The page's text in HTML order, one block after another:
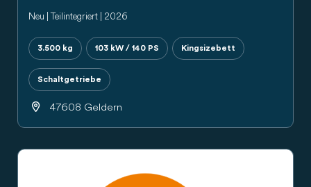
Neu | Teilintegriert | 2026
3.500 kg 103 kW / 140 PS Kingsizebett
Schaltgetriebe
47608 Geldern